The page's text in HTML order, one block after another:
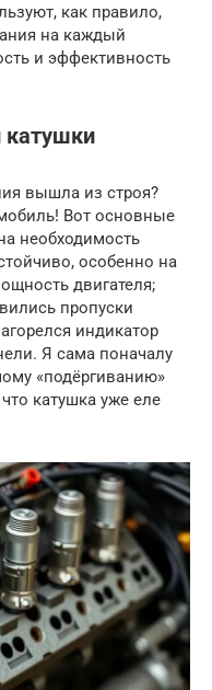
как правило,
на каждый
и эффективность
катушки
вышла из строя?
Вот основные
необходимость
особенно на
двигателя;
пропуски
индикатор
Я сама поначалу
«подёргиванию»
катушка уже еле